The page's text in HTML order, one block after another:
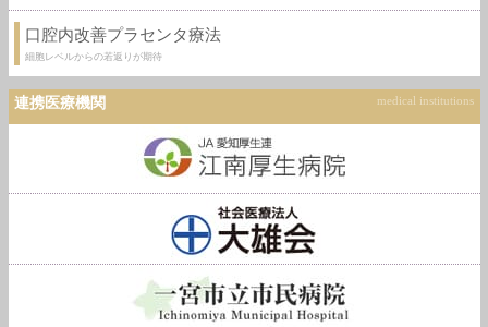
口腔内改善プラセンタ療法
細胞レベルからの若返りが期待
連携医療機関 medical institutions